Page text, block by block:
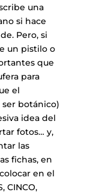
una
si hace
Pero, si
un pistilo o
que
para
el
botánico)
idea del
fotos… y,
las
fichas, en
en el
CINCO,